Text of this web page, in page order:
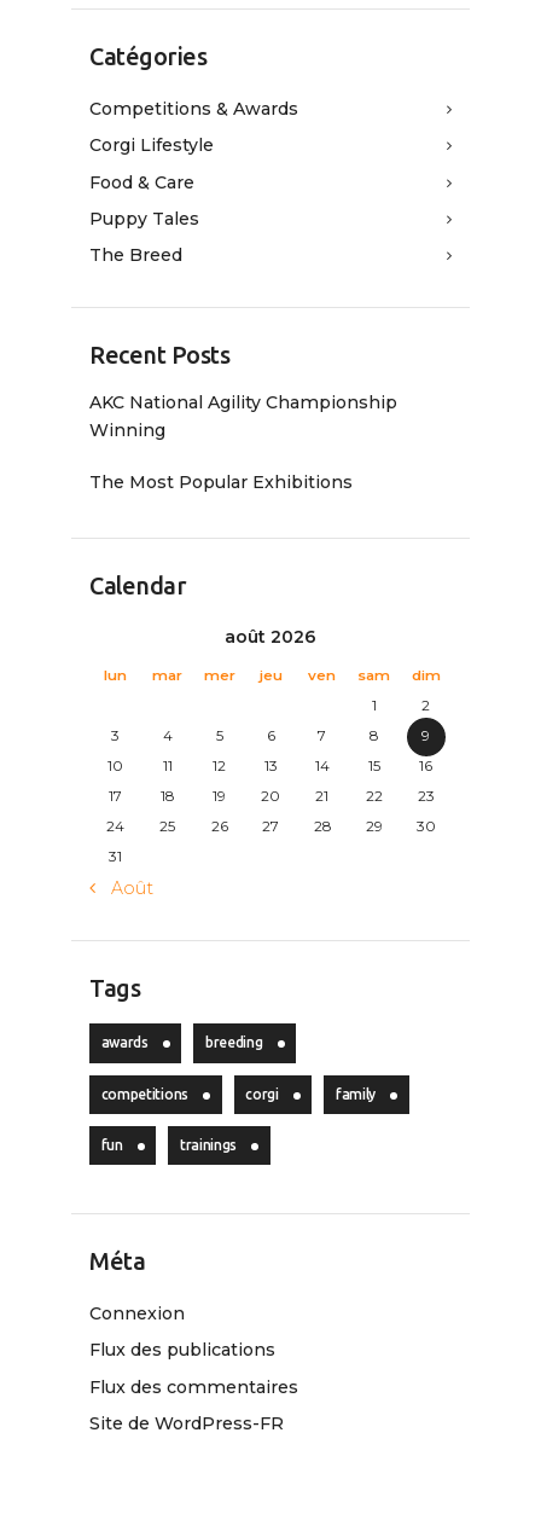
Catégories
Competitions & Awards
Corgi Lifestyle
Food & Care
Puppy Tales
The Breed
Recent Posts
AKC National Agility Championship
Winning
The Most Popular Exhibitions
Calendar
août 2026
lun mar mer jeu ven sam
dim
1
2
3
4 5 6 7 8
9
10
11 12 13 14 15
16
17
18 19 20 21 22
23
24
25 26 27 28 29
30
31
« Août
Tags
awards breeding
competitions corgi family
fun trainings
Méta
Connexion
Flux des publications
Flux des commentaires
Site de WordPress-FR